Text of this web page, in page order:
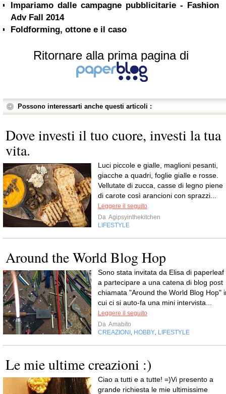
Impariamo dalle campagne pubblicitarie - Fashion
Adv Fall 2014
Foldforming, ottone e il caso
Ritornare alla prima pagina di
Possono interessarti anche questi articoli :
Dove investi il tuo cuore, investi la tua
vita.
Luci piccole e gialle, maglioni pesanti,
giacche a quadri, foglie gialle e rosse.
Vellutate di zucca, casse di legno piene
di carote così arancioni con sprazzi...
Leggere il seguito
Da Agipsyinthekitchen
LIFESTYLE
Around the World Blog Hop
Sono stata invitata da Elisa di paperleaf
a partecipare a una catena di blog post
chiamata "Around the World Blog Hop"
cui ci si auto-fa una mini intervista...
Leggere il seguito
Da Amabito
CREAZIONI
HOBBY LIFESTYLE
Le mie ultime creazioni :)
Ciao a tutti e a tutte! =)Vi presento a
grande richiesta le mie ultimissime